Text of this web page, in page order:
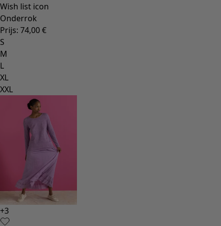
Wish list icon
Onderrok
Prijs: 74,00 €
S
M
L
XL
XXL
+3